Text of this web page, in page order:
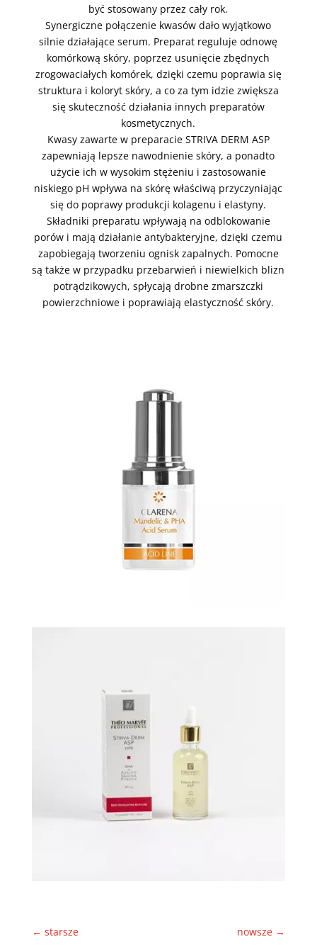
być stosowany przez cały rok.
Synergiczne połączenie kwasów dało wyjątkowo
silnie działające serum. Preparat reguluje odnowę
komórkową skóry, poprzez usunięcie zbędnych
zrogowaciałych komórek, dzięki czemu poprawia się
struktura i koloryt skóry, a co za tym idzie zwiększa
się skuteczność działania innych preparatów
kosmetycznych.
Kwasy zawarte w preparacie STRIVA DERM ASP
zapewniają lepsze nawodnienie skóry, a ponadto
użycie ich w wysokim stężeniu i zastosowanie
niskiego pH wpływa na skórę właściwą przyczyniając
się do poprawy produkcji kolagenu i elastyny.
Składniki preparatu wpływają na odblokowanie
porów i mają działanie antybakteryjne, dzięki czemu
zapobiegają tworzeniu ognisk zapalnych. Pomocne
są także w przypadku przebarwień i niewielkich blizn
potrądzikowych, spłycają drobne zmarszczki
powierzchniowe i poprawiają elastyczność skóry.
← starsze nowsze →